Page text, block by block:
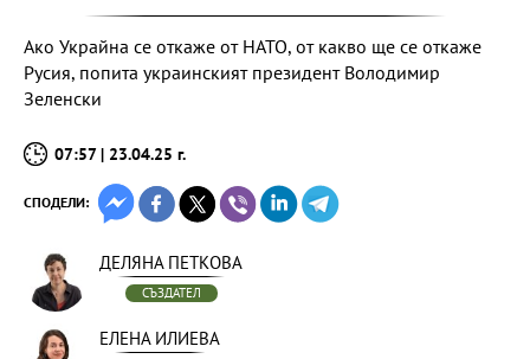
Ако Украйна се откаже от НАТО, от какво ще се откаже
Русия, попита украинският президент Володимир
Зеленски
07:57 | 23.04.25 г.
СПОДЕЛИ:
ДЕЛЯНА ПЕТКОВА
СЪЗДАТЕЛ
ЕЛЕНА ИЛИЕВА